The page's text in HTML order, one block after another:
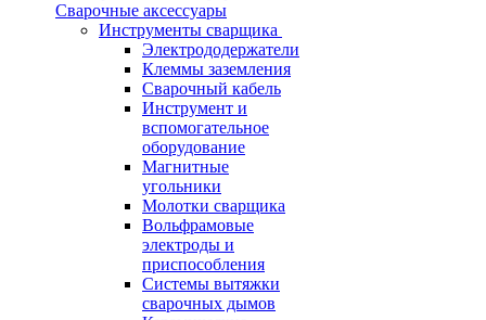
Сварочные аксессуары
Инструменты сварщика
Электрододержатели
Клеммы заземления
Сварочный кабель
Инструмент и
вспомогательное
оборудование
Магнитные
угольники
Молотки сварщика
Вольфрамовые
электроды и
приспособления
Системы вытяжки
сварочных дымов